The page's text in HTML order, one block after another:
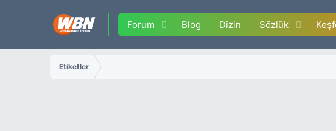
Forum Blog Dizin Sözlük
Etiketler